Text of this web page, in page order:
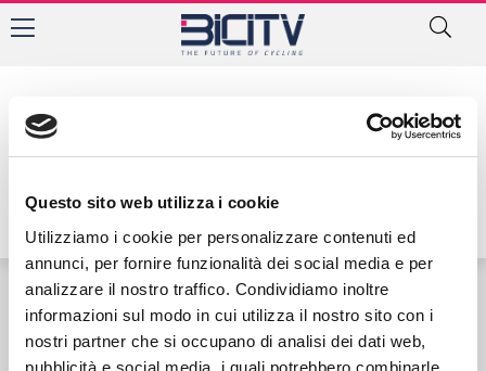
Questo sito web utilizza i cookie
Utilizziamo i cookie per personalizzare contenuti ed
annunci, per fornire funzionalità dei social media e per
analizzare il nostro traffico. Condividiamo inoltre
informazioni sul modo in cui utilizza il nostro sito con i
nostri partner che si occupano di analisi dei dati web,
pubblicità e social media, i quali potrebbero combinarle
Tag: trofeo gaggio
Contatti Privacy Policy Cookie Policy